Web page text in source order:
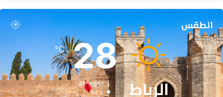
الطقس
الرباط
28
℃
29º - 24º
64%